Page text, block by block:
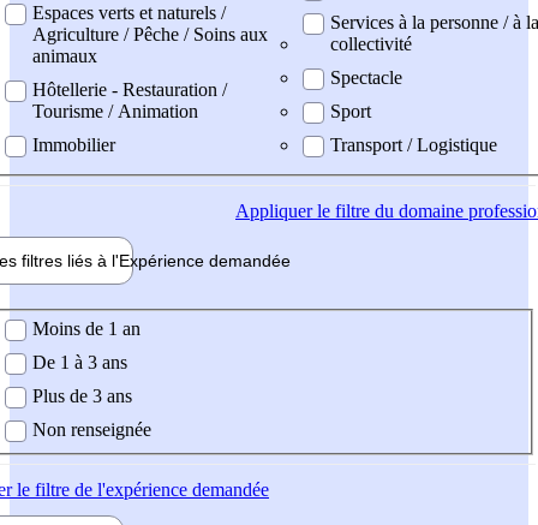
Espaces verts et naturels /
Agriculture / Pêche / Soins aux
animaux
Hôtellerie - Restauration /
Tourisme / Animation
Immobilier
Services à la personne / à la
collectivité
Spectacle
Sport
Transport / Logistique
Appliquerle filtre du domaine
filtres liés à l'Expérience demandée
demandée
Moins de 1 an
De 1 à 3 ans
Plus de 3 ans
Non renseignée
le filtre de l'expérience demandée